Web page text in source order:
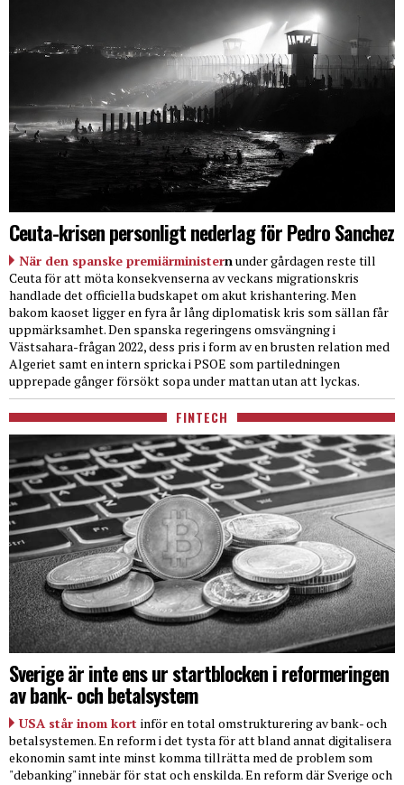
Ceuta-krisen personligt nederlag för Pedro Sanchez
När den spanske premiärministernunder gårdagen reste till
Ceuta för att möta konsekvenserna av veckans migrationskris
handlade det officiella budskapet om akut krishantering. Men
bakom kaoset ligger en fyra år lång diplomatisk kris som sällan får
uppmärksamhet. Den spanska regeringens omsvängning i
Västsahara-frågan 2022, dess pris i form av en brusten relation med
Algeriet samt en intern spricka i PSOE som partiledningen
upprepade gånger försökt sopa under mattan utan att lyckas.
FINTECH
Sverige är inte ens ur startblocken i reformeringen
av bank- och betalsystem
USA står inom kort inför en total omstrukturering av bank- och
betalsystemen. En reform i det tysta för att bland annat digitalisera
ekonomin samt inte minst komma tillrätta med de problem som
"debanking" innebär för stat och enskilda. En reform där Sverige och